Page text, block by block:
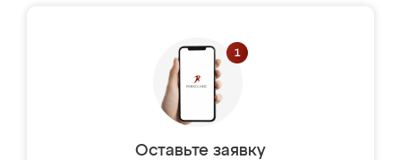
Оставьте заявку